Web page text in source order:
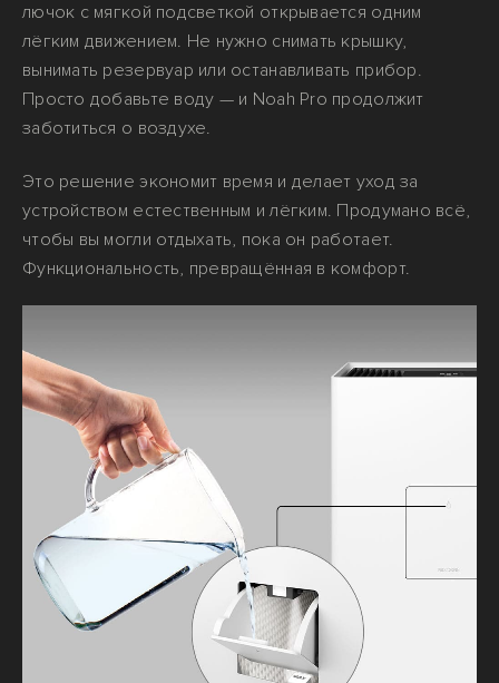
лючок с мягкой подсветкой открывается одним
лёгким движением. Не нужно снимать крышку,
вынимать резервуар или останавливать прибор.
Просто добавьте воду — и Noah Pro продолжит
заботиться о воздухе.
Это решение экономит время и делает уход за
устройством естественным и лёгким. Продумано всё,
чтобы вы могли отдыхать, пока он работает.
Функциональность, превращённая в комфорт.